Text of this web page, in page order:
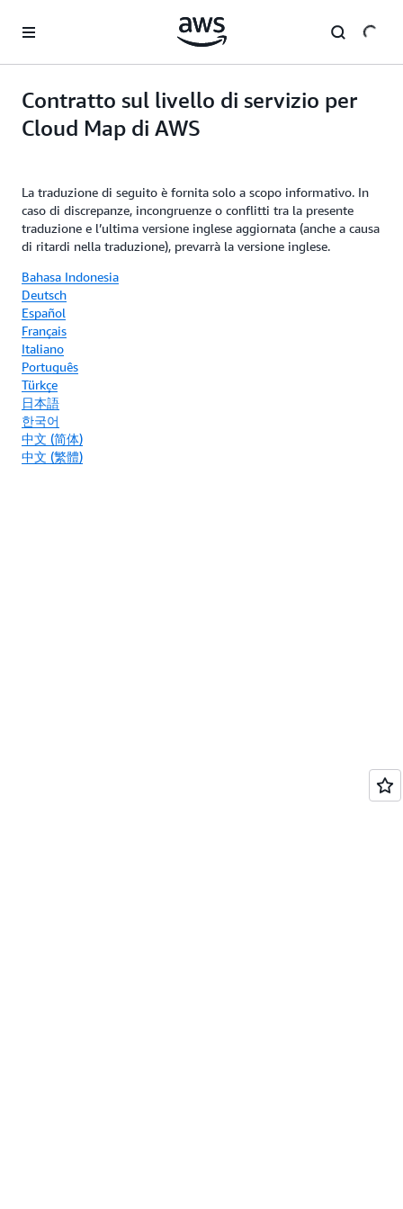
Contratto sul livello di servizio per
Cloud Map di AWS
La traduzione di seguito è fornita solo a scopo informativo. In
caso di discrepanze, incongruenze o conflitti tra la presente
traduzione e l’ultima versione inglese aggiornata (anche a causa
di ritardi nella traduzione), prevarrà la versione inglese.
Bahasa Indonesia
Deutsch
Español
Français
Italiano
Português
Türkçe
日本語
한국어
中文 (简体)
中文 (繁體)